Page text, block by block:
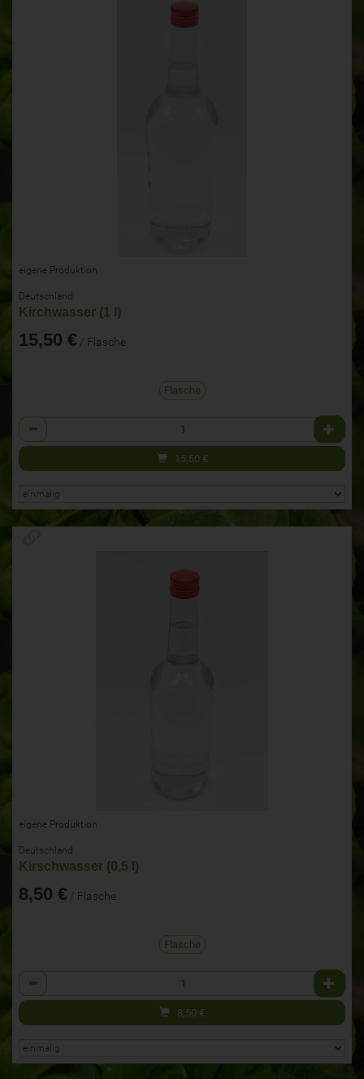
eigene Produktion
Deutschland
Kirchwasser (1 l)
15,50 € / Flasche
Flasche
Anzahl
15,50 €
eigene Produktion
Deutschland
Kirschwasser (0,5 l)
8,50 € / Flasche
Flasche
Anzahl
8,50 €